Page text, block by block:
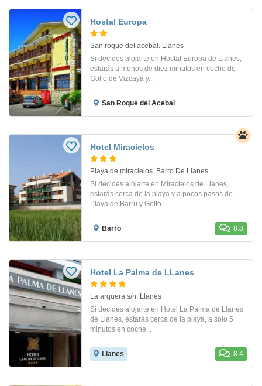
Hostal Europa
San roque del acebal. Llanes
Si decides alojarte en Hostal Europa de Llanes,
estarás a menos de diez minutos en coche de
Golfo de Vizcaya y...
San Roque del Acebal
Hotel Miracielos
Playa de miracielos. Barro De Llanes
Si decides alojarte en Miracielos de Llanes,
estarás cerca de la playa y a pocos pasos de
Playa de Barru y Golfo...
Barro 8.8
Hotel La Palma de LLanes
La arquera s/n. Llanes
Si decides alojarte en Hotel La Palma de Llanes
de Llanes, estarás cerca de la playa, a solo 5
minutos en coche...
Llanes 8.4